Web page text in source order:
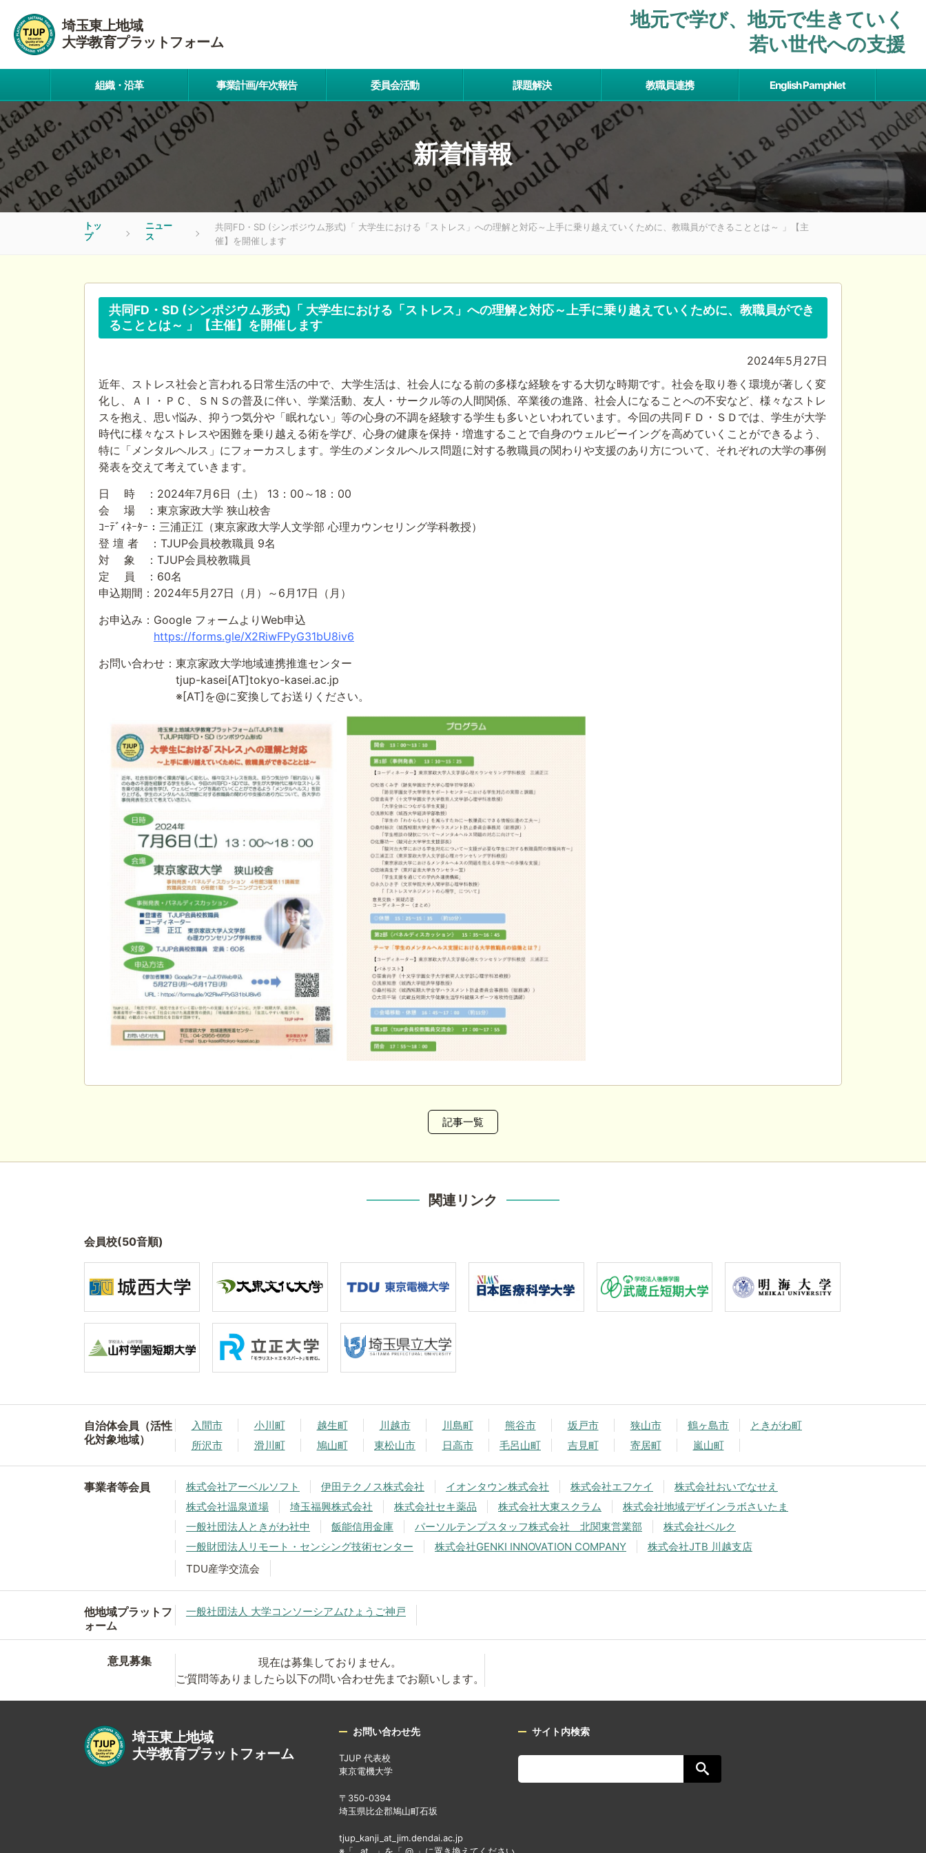
埼玉東上地域
大学教育プラットフォーム
地元で学び、地元で⽣きていく
若い世代への支援
組織・沿革 事業計画/年次報告 委員会活動 課題解決 教職員連携 English Pamphlet
新着情報
トッ
プ
ニュー
ス
共同FD・SD (シンポジウム形式)「 大学生における「ストレス」への理解と対応～上手に乗り越えていくために、教職員ができることとは～ 」【主
催】を開催します
共同FD・SD (シンポジウム形式)「 大学生における「ストレス」への理解と対応～上手に乗り越えていくために、教職員ができ
ることとは～ 」【主催】を開催します
2024年5月27日
近年、ストレス社会と言われる日常生活の中で、大学生活は、社会人になる前の多様な経験をする大切な時期です。社会を取り巻く環境が著しく変
化し、ＡＩ・ＰＣ、ＳＮＳの普及に伴い、学業活動、友人・サークル等の人間関係、卒業後の進路、社会人になることへの不安など、様々なストレ
スを抱え、思い悩み、抑うつ気分や「眠れない」等の心身の不調を経験する学生も多いといわれています。今回の共同ＦＤ・ＳＤでは、学生が大学
時代に様々なストレスや困難を乗り越える術を学び、心身の健康を保持・増進することで自身のウェルビーイングを高めていくことができるよう、
特に「メンタルヘルス」にフォーカスします。学生のメンタルヘルス問題に対する教職員の関わりや支援のあり方について、それぞれの大学の事例
発表を交えて考えていきます。
日 時 ：2024年7月6日（土） 13：00～18：00
会 場 ：東京家政大学 狭山校舎
ｺｰﾃﾞｨﾈｰﾀｰ：三浦正江（東京家政大学人文学部 心理カウンセリング学科教授）
登 壇 者 ：TJUP会員校教職員 9名
対 象 ：TJUP会員校教職員
定 員 ：60名
申込期間：2024年5月27日（月）～6月17日（月）
お申込み：Google フォームよりWeb申込
https://forms.gle/X2RiwFPyG31bU8iv6
お問い合わせ：東京家政大学地域連携推進センター
tjup-kasei[AT]tokyo-kasei.ac.jp
※[AT]を@に変換してお送りください。
記事一覧
関連リンク
会員校(50音順)
自治体会員（活性
化対象地域）
入間市 小川町 越生町 川越市 川島町 熊谷市 坂戸市 狭山市 鶴ヶ島市
ときがわ町
所沢市
滑川町 鳩山町 東松山市 日高市 毛呂山町 吉見町 寄居町 嵐山町
事業者等会員 株式会社アーベルソフト 伊田テクノス株式会社 イオンタウン株式会社 株式会社エフケイ
株式会社おいでなせえ
株式会社温泉道場
埼玉福興株式会社 株式会社セキ薬品 株式会社大東スクラム
株式会社地域デザインラボさいたま
一般社団法人ときがわ社中
飯能信用金庫 パーソルテンプスタッフ株式会社 北関東営業部
株式会社ベルク
一般財団法人リモート・センシング技術センター
株式会社GENKI INNOVATION COMPANY
株式会社JTB 川越支店
TDU産学交流会
他地域プラットフ
ォーム
一般社団法人 大学コンソーシアムひょうご神戸
意見募集
現在は募集しておりません。
ご質問等ありましたら以下の問い合わせ先までお願いします。
埼玉東上地域
大学教育プラットフォーム
お問い合わせ先
TJUP 代表校
東京電機大学
〒350-0394
埼玉県比企郡鳩山町石坂
tjup_kanji_at_jim.dendai.ac.jp
サイト内検索